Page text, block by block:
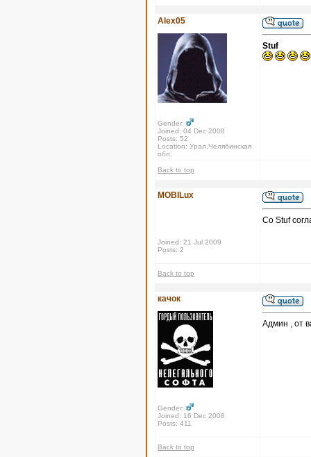
Alex05
Gender:
Joined: 04 Dec 2008
Posts: 52
Location: Урал,Челябинская
обл.
Stuf
Back to top
MOBILux
Joined: 21 Jul 2009
Posts: 2
Со Stuf
Back to top
качок
Gender:
Joined: 16 Dec 2008
Posts: 411
Админ , от
Back to top